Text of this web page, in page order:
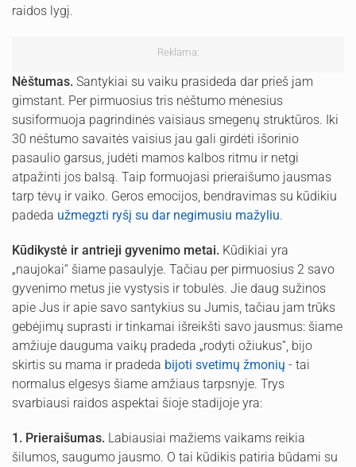
raidos lygį.
Reklama:
Nėštumas. Santykiai su vaiku prasideda dar prieš jam
gimstant. Per pirmuosius tris nėštumo mėnesius
susiformuoja pagrindinės vaisiaus smegenų struktūros. Iki
30 nėštumo savaitės vaisius jau gali girdėti išorinio
pasaulio garsus, judėti mamos kalbos ritmu ir netgi
atpažinti jos balsą. Taip formuojasi prieraišumo jausmas
tarp tėvų ir vaiko. Geros emocijos, bendravimas su kūdikiu
padeda užmegzti ryšį su dar negimusiu mažyliu.
Kūdikystė ir antrieji gyvenimo metai. Kūdikiai yra
„naujokai“ šiame pasaulyje. Tačiau per pirmuosius 2 savo
gyvenimo metus jie vystysis ir tobulės. Jie daug sužinos
apie Jus ir apie savo santykius su Jumis, tačiau jam trūks
gebėjimų suprasti ir tinkamai išreikšti savo jausmus: šiame
amžiuje dauguma vaikų pradeda „rodyti ožiukus“, bijo
skirtis su mama ir pradeda bijoti svetimų žmonių - tai
normalus elgesys šiame amžiaus tarpsnyje. Trys
svarbiausi raidos aspektai šioje stadijoje yra:
1. Prieraišumas. Labiausiai mažiems vaikams reikia
šilumos, saugumo jausmo. O tai kūdikis patiria būdami su